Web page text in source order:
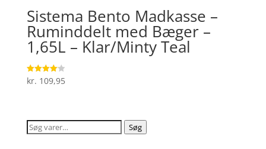
Sistema Bento Madkasse –
Ruminddelt med Bæger –
1,65L – Klar/Minty Teal
Vurderet
4.1
kr. 109,95
Søg
Søg